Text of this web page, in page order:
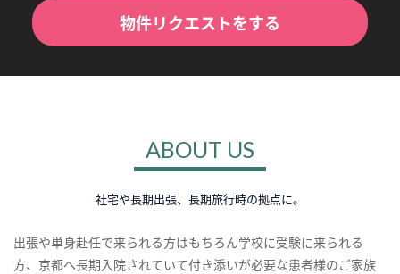
物件リクエストをする
ABOUT US
社宅や長期出張、長期旅行時の拠点に。
出張や単身赴任で来られる方はもちろん学校に受験に来られる
方、京都へ長期入院されていて付き添いが必要な患者様のご家族